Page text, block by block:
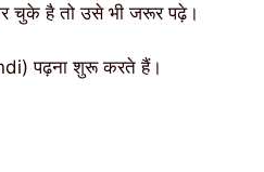
चुके है तो उसे भी जरूर पढ़े।
पढ़ना शुरू करते हैं।